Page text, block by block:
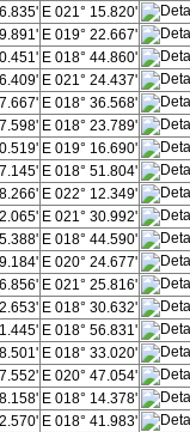
E 021° 15.820'
E 019° 22.667'
E 018° 44.860'
E 021° 24.437'
E 018° 36.568'
E 018° 23.789'
E 019° 16.690'
E 018° 51.804'
E 022° 12.349'
E 021° 30.992'
E 018° 44.590'
E 020° 24.677'
E 021° 25.816'
E 018° 30.632'
E 018° 56.831'
E 018° 33.020'
E 020° 47.054'
E 018° 14.378'
E 018° 41.983'